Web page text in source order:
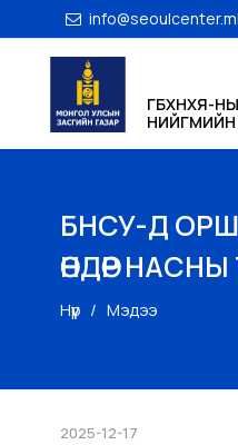
ГБХНХЯ-НЫ
НИЙГМИЙН
БНСУ-Д
ӨНДӨР
Нүүр Мэдээ
2025-12-17